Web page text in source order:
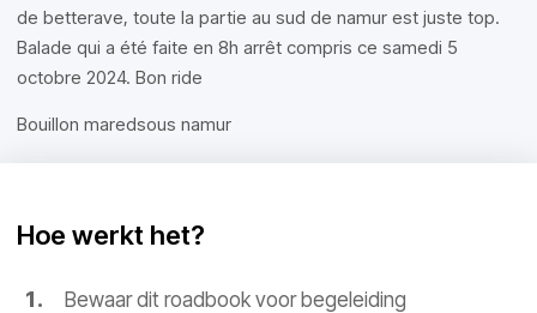
de betterave, toute la partie au sud de namur est juste top.
Balade qui a été faite en 8h arrêt compris ce samedi 5
octobre 2024. Bon ride
Bouillon maredsous namur
Hoe werkt het?
Bewaar dit roadbook voor begeleiding